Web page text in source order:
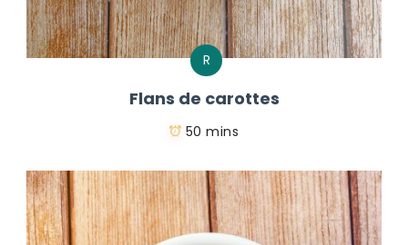
R
Flans de carottes
50 mins